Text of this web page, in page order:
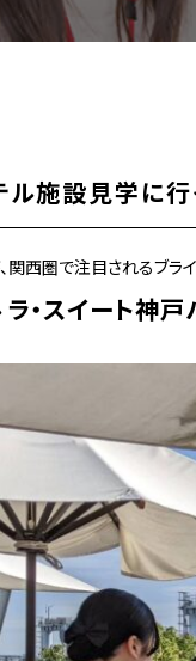
ル施設見学に
関西圏で注目されるブラ
・スイート神